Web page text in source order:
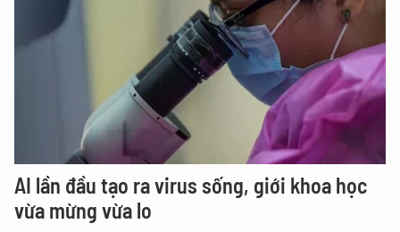
AI lần đầu tạo ra virus sống, giới khoa học
vừa mừng vừa lo